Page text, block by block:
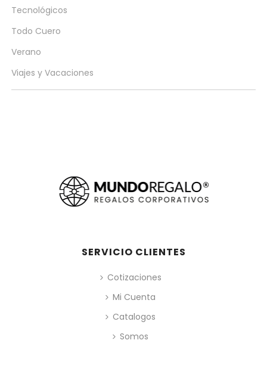
Tecnológicos
Todo Cuero
Verano
Viajes y Vacaciones
SERVICIO CLIENTES
Cotizaciones
Mi Cuenta
Catalogos
Somos